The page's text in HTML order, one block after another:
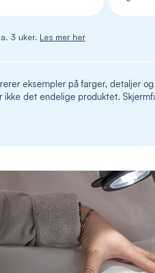
3 uker. Les mer her
eksempler på farger, detaljer
ikke det endelige produktet.